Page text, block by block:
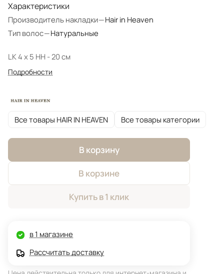
Характеристики
Производитель накладки—Hair in Heaven
Тип волос—Натуральные
LK 4 x 5 HH - 20 см
Подробности
Все товары HAIR IN HEAVEN Все товары категории
В корзину
В корзине
Купить в 1 клик
в 1 магазине
Рассчитать доставку